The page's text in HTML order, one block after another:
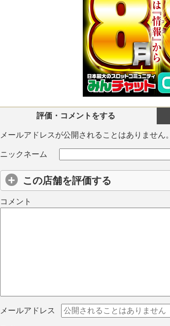
評価・コメントをする
メールアドレスが公開されることはありません。
ニックネーム
この店舗を評価する
コメント
メールアドレス